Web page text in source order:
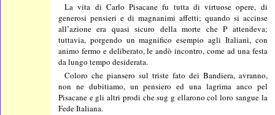
La vita di Carlo Pisacane fu tutta di virtuose opere, di
generosi pensieri e di magnanimi affetti; quando si accinse
all’azione era quasi sicuro della morte che P attendeva;
tuttavia, porgendo un magnifico esempio agli Italiani, con
animo fermo e deliberato, le andò incontro, come ad una festa
da lungo tempo desiderata.
Coloro che piansero sul triste fato dei Bandiera, avranno,
non ne dubitiamo, un pensiero ed una lagrima anco pel
Pisacane e gli altri prodi che sug g ellarono col loro sangue la
Fede Italiana.